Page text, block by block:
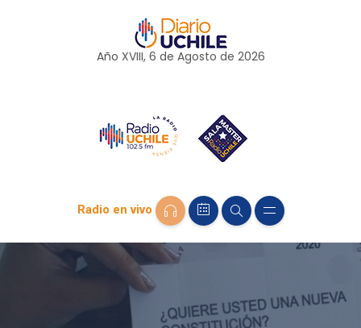
Año XVIII, 6 de Agosto de 2026
Radio en vivo